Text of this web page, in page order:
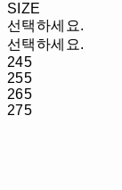
SIZE
선택하세요.
선택하세요.
245
255
265
275